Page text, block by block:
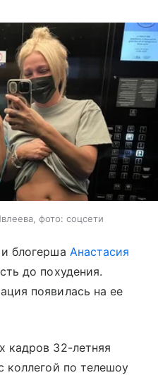
фото: соцсети
блогерша Анастасия
до похудения.
появилась на ее
кадров 32-летняя
коллегой по телешоу